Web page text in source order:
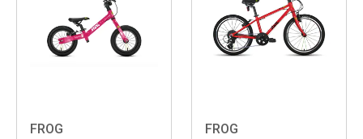
FROG
FROG